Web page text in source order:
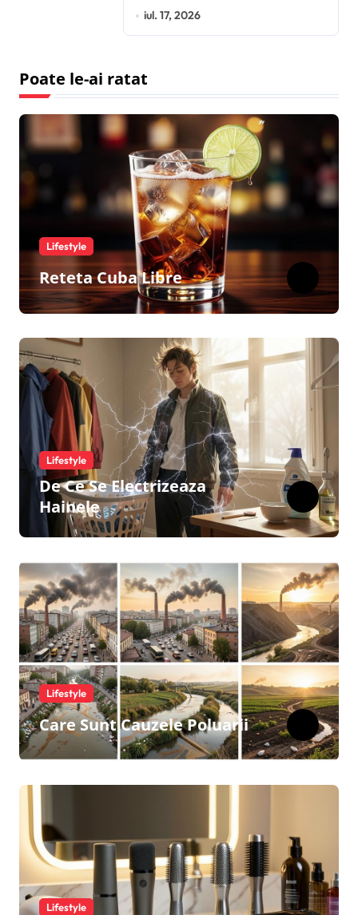
iul. 17, 2026
Poate le-ai ratat
Lifestyle
Reteta Cuba Libre
Lifestyle
De Ce Se Electrizeaza
Hainele
Lifestyle
Care Sunt Cauzele Poluarii
Lifestyle